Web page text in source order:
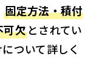
固定方法・積付
可欠とされてい
ついて詳しく